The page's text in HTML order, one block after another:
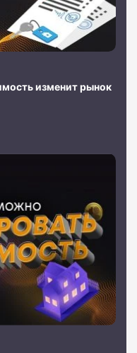
изменит рынок